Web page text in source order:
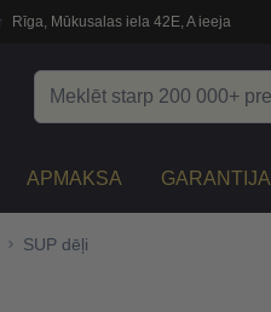
Rīga, Mūkusalas iela 42E, A ieeja
APMAKSA GARANTIJA
SUP dēļi